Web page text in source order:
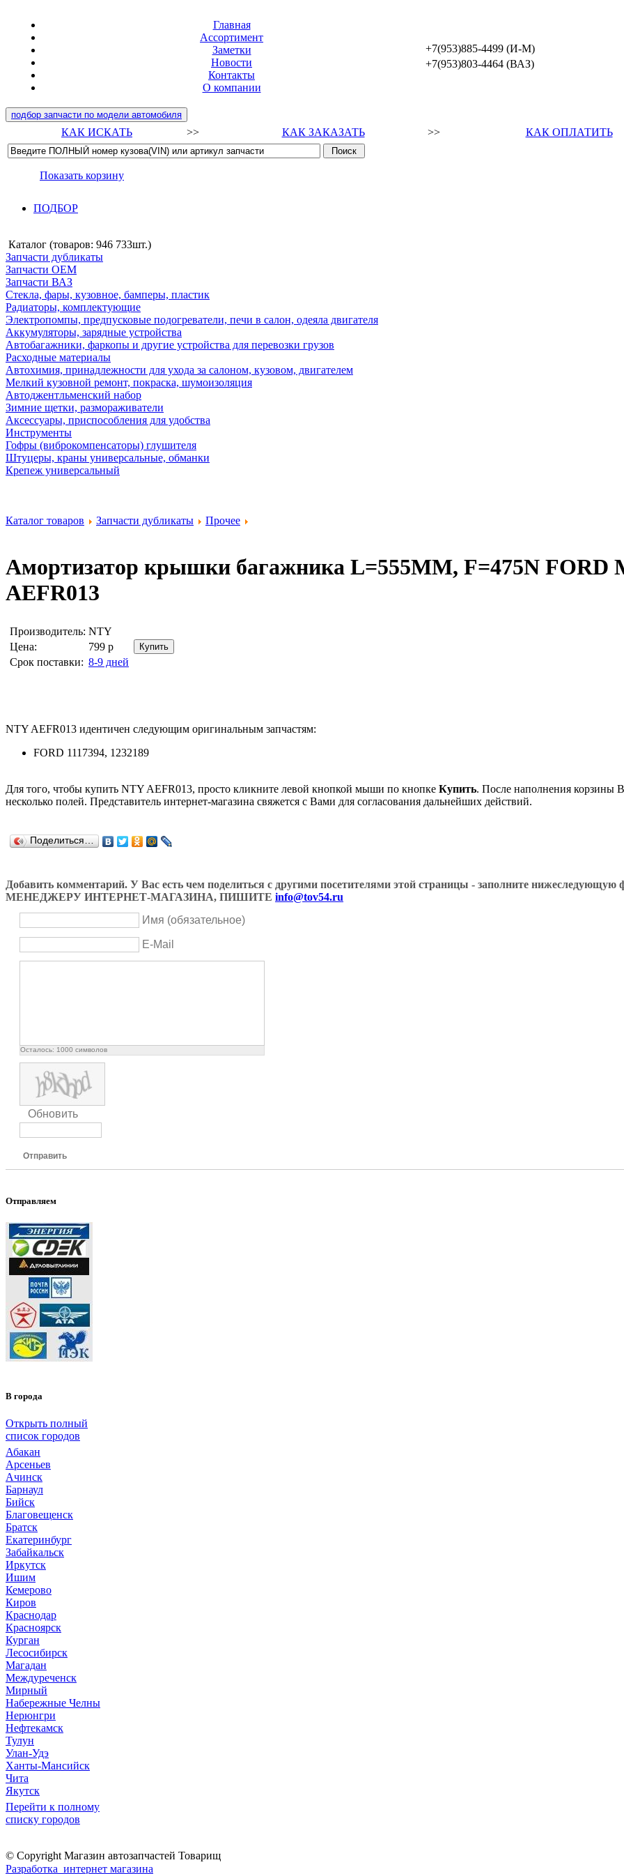
Главная
Ассортимент
Заметки
Новости
Контакты
О компании
+7(953)885-4499 (И-М)
+7(953)803-4464 (ВАЗ)
подбор запчасти по модели автомобиля
КАК ИСКАТЬ >> КАК ЗАКАЗАТЬ >> КАК ОПЛАТИТЬ
Показать корзину
ПОДБОР
Каталог (товаров: 946 733шт.)
Запчасти дубликаты
Запчасти ОЕМ
Запчасти ВАЗ
Стекла, фары, кузовное, бамперы, пластик
Радиаторы, комплектующие
Электропомпы, предпусковые подогреватели, печи в салон, одеяла двигателя
Аккумуляторы, зарядные устройства
Автобагажники, фаркопы и другие устройства для перевозки грузов
Расходные материалы
Автохимия, принадлежности для ухода за салоном, кузовом, двигателем
Мелкий кузовной ремонт, покраска, шумоизоляция
Автоджентльменский набор
Зимние щетки, размораживатели
Аксессуары, приспособления для удобства
Инструменты
Гофры (виброкомпенсаторы) глушителя
Штуцеры, краны универсальные, обманки
Крепеж универсальный
Каталог товаров Запчасти дубликаты Прочее
Амортизатор крышки багажника L=555MM, F=475N FORD
AEFR013
Производитель: NTY
Цена:
799 р
Срок поставки: 8-9 дней
NTY AEFR013 идентичен следующим оригинальным запчастям:
FORD 1117394, 1232189
Для того, чтобы купить NTY AEFR013, просто кликните левой кнопкой мыши по кнопке Купить. После наполнения корзины
несколько полей. Представитель интернет-магазина свяжется с Вами для согласования дальнейших действий.
Поделиться…
Добавить комментарий. У Вас есть чем поделиться с другими посетителями этой страницы - заполните
МЕНЕДЖЕРУ ИНТЕРНЕТ-МАГАЗИНА, ПИШИТЕ info@tov54.ru
Имя (обязательное)
E-Mail
Осталось: 1000 символов
Обновить
Отправить
Отправляем
В города
Открыть полный
список городов
Абакан
Арсеньев
Ачинск
Барнаул
Бийск
Благовещенск
Братск
Екатеринбург
Забайкальск
Иркутск
Ишим
Кемерово
Киров
Краснодар
Красноярск
Курган
Лесосибирск
Магадан
Междуреченск
Мирный
Набережные Челны
Нерюнгри
Нефтекамск
Тулун
Улан-Удэ
Ханты-Мансийск
Чита
Якутск
Перейти к полному
списку городов
© Copyright Магазин автозапчастей Товарищ
Разработка интернет магазина